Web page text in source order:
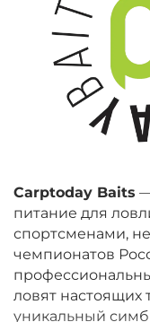
Carptoday Baits
питание для
спортсменами,
чемпионатов
ловят настоящих
уникальный